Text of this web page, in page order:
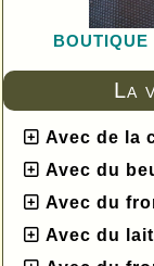
BOUTIQUE
La
Avec de la
Avec du
Avec du
Avec du lait